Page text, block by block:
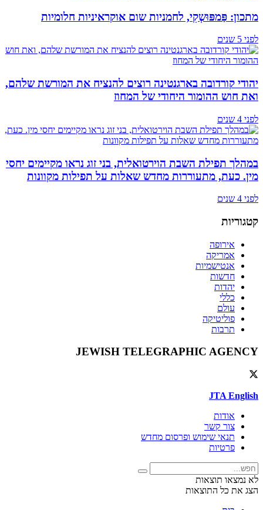
מתכון: פַּמפּוּשְקִי, לחמניות שום אוקראיניות חלומיות
לפני 5 שנים
יהודי קורדובה בארגנטינה רוצים להנציח את המורשת שלהם,
ואת חוש ההומור היחודי של המחוז
לפני 4 שנים
במהלך תפילת השבת הוירטואלית, בני זוג נראו מקיימים יחסי
מין. כעת, מתעוררות מחדש שאלות על תפילות מקוונות
לפני 4 שנים
קטגוריות
אירופה
אמריקה
אנטישמיות
חדשות
יהדות
כללי
עולם
פוליטיקה
תרבות
JEWISH TELEGRAPHIC AGENCY
JTA English
אודות
צור קשר
תנאי שימוש ופרסום מחדש
פרטיות
לא נמצאו תוצאות
הצג את כל התוצאות